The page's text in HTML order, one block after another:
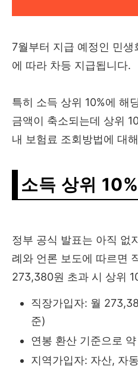
7월부터 지급 예정인 민
에 따라 차등 지급됩니다.
특히 소득 상위 10%에 해
금액이 축소되는데 상위
내 보험료 조회방법에 대
소득 상위
정부 공식 발표는 아직 없
례와 언론 보도에 따르면
273,380원 초과 시 상위
직장가입자: 월
준)
연봉 환산 기준으로
지역가입자: 자산, 자